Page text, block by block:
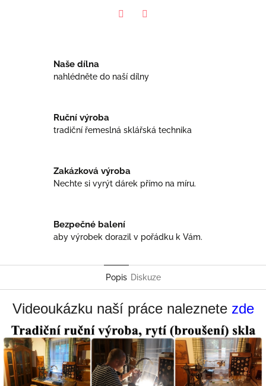
Naše dílna
nahlédněte do naší dílny
Ruční výroba
tradiční řemeslná sklářská technika
Zakázková výroba
Nechte si vyrýt dárek přímo na míru.
Bezpečné balení
aby výrobek dorazil v pořádku k Vám.
Popis Diskuze
Videoukázku naší práce naleznete zde